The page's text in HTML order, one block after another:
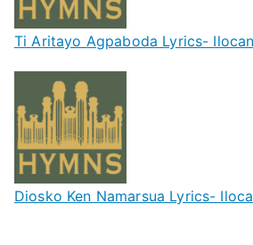
Ti Aritayo Agpaboda Lyrics-
Diosko Ken Namarsua Lyrics-